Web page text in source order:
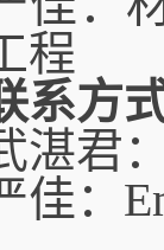
程
系方
湛君
佳：